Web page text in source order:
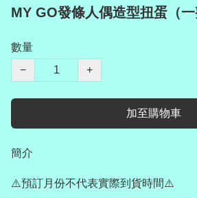
MY GO發條人偶造型扭蛋（一
數量
−
+
加至購物車
簡介
⚠️預訂月份不代表實際到貨時間⚠️